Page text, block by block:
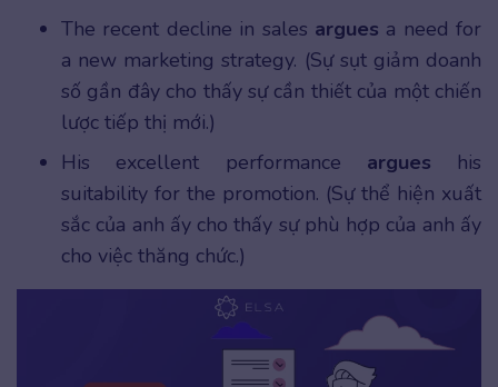
The recent decline in sales argues a need for
a new marketing strategy. (Sự sụt giảm doanh
số gần đây cho thấy sự cần thiết của một chiến
lược tiếp thị mới.)
His excellent performance argues his
suitability for the promotion. (Sự thể hiện xuất
sắc của anh ấy cho thấy sự phù hợp của anh ấy
cho việc thăng chức.)